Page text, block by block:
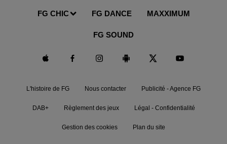
FG CHIC FG DANCE MAXXIMUM
FG SOUND
L'histoire de FG Nous contacter Publicité - Agence FG
DAB+ Règlement des jeux Légal - Confidentialité
Gestion des cookies Plan du site